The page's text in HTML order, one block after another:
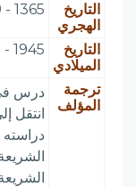
التاريخ
الهجري
1365 - 1429
التاريخ
الميلادي
1945 - 2008
ترجمة
المؤلف
درس في
دراسته